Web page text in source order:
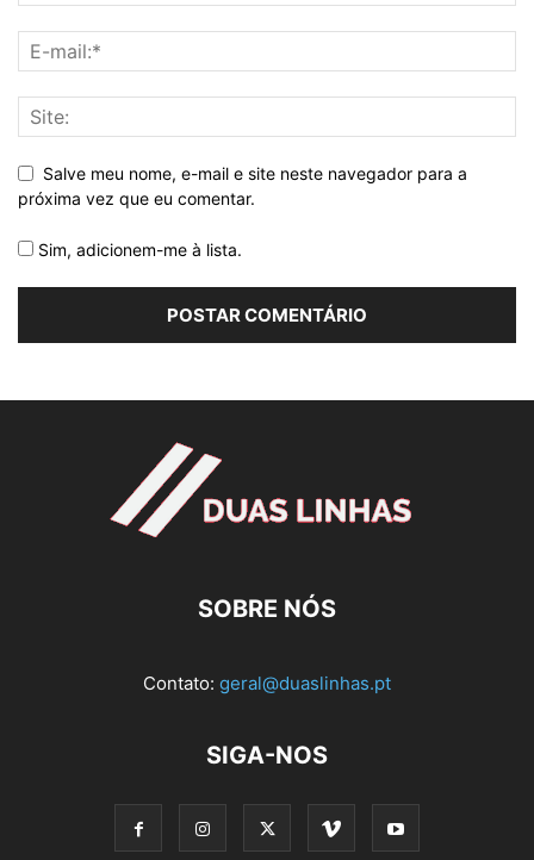
Salve meu nome, e-mail e site neste navegador para a
próxima vez que eu comentar.
Sim, adicionem-me à lista.
SOBRE NÓS
Contato: geral@duaslinhas.pt
SIGA-NOS